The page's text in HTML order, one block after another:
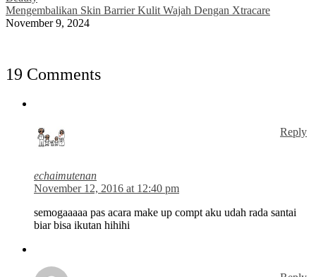
Mengembalikan Skin Barrier Kulit Wajah Dengan Xtracare
November 9, 2024
19 Comments
Reply
echaimutenan
November 12, 2016 at 12:40 pm
semogaaaaa pas acara make up compt aku udah rada santai
biar bisa ikutan hihihi